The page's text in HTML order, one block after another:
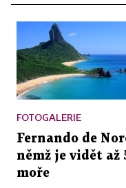
FOTOGALERIE
Fernando de
němž je vidět
moře